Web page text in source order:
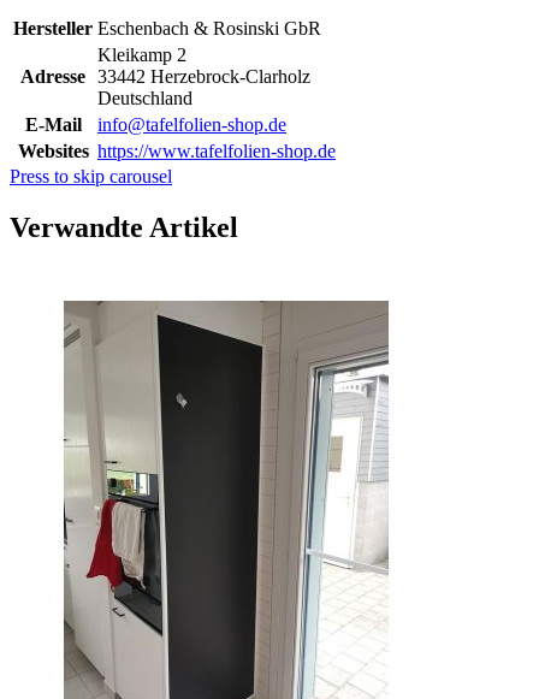
Hersteller Eschenbach & Rosinski GbR
Adresse
Kleikamp 2
33442 Herzebrock-Clarholz
Deutschland
E-Mail
info@tafelfolien-shop.de
Websites https://www.tafelfolien-shop.de
Press to skip carousel
Verwandte Artikel